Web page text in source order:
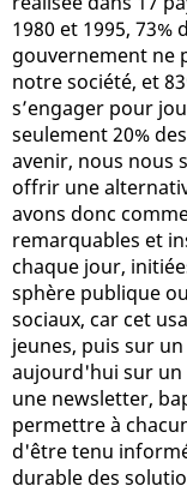
1980 et 1995, 73%
gouvernement ne
notre société, et
s’engager pour
seulement 20%
avenir, nous nous
offrir une
avons donc
remarquables et
chaque jour,
sphère publique
sociaux, car cet
jeunes, puis sur
aujourd'hui sur un
une newsletter,
permettre à
d'être tenu
durable des